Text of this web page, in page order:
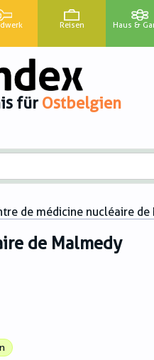
Reisen Haus &
für Ostbelgien
de médicine nucléaire de
de Malmedy